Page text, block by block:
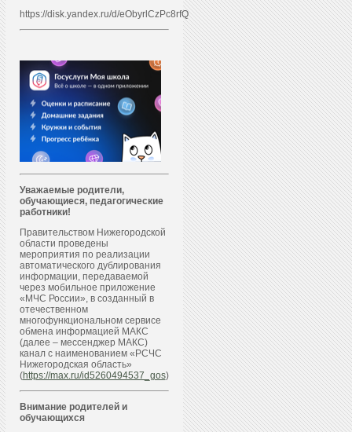
https://disk.yandex.ru/d/eObyrlCzPc8rfQ
Уважаемые родители,
обучающиеся, педагогические
работники!
Правительством Нижегородской
области проведены
мероприятия по реализации
автоматического дублирования
информации, передаваемой
через мобильное приложение
«МЧС России», в созданный в
отечественном
многофункциональном сервисе
обмена информацией МАКС
(далее – мессенджер МАКС)
канал с наименованием «РСЧС
Нижегородская область»
(https://max.ru/id5260494537_gos)
Внимание родителей и
обучающихся